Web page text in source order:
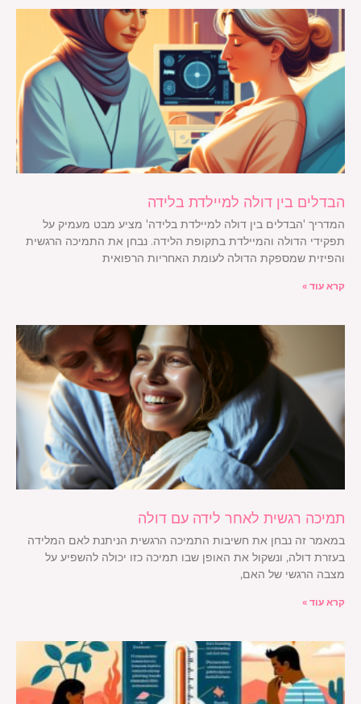
הבדלים בין דולה למיילדת בלידה
המדריך 'הבדלים בין דולה למיילדת בלידה' מציע מבט מעמיק על
תפקידי הדולה והמיילדת בתקופת הלידה. נבחן את התמיכה הרגשית
והפיזית שמספקת הדולה לעומת האחריות הרפואית
קרא עוד »
תמיכה רגשית לאחר לידה עם דולה
במאמר זה נבחן את חשיבות התמיכה הרגשית הניתנת לאם המלידה
בעזרת דולה, ונשקול את האופן שבו תמיכה כזו יכולה להשפיע על
מצבה הרגשי של האם,
קרא עוד »